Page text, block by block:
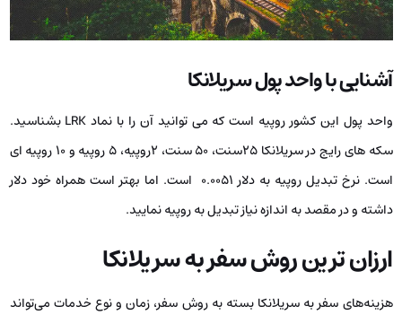
آشنایی با واحد پول سریلانکا
واحد پول این کشور روپیه است که می توانید آن را با نماد LRK بشناسید.
سکه های رایج در سریلانکا 25سنت، 50 سنت، 2روپیه، 5 روپیه و 10 روپیه ای
است. نرخ تبدیل روپیه به دلار 0.0051 است. اما بهتر است همراه خود دلار
داشته و در مقصد به اندازه نیاز تبدیل به روپیه نمایید.
ارزان ترین روش سفر به سریلانکا
هزینه‌های سفر به سریلانکا بسته به روش سفر، زمان و نوع خدمات می‌تواند